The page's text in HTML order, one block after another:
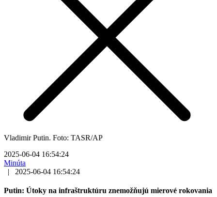
Vladimir Putin. Foto: TASR/AP
2025-06-04 16:54:24
Minúta
|
2025-06-04 16:54:24
Putin: Útoky na infraštruktúru znemožňujú mierové rokovania